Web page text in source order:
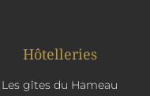
Hôtelleries
Les gîtes du Hameau